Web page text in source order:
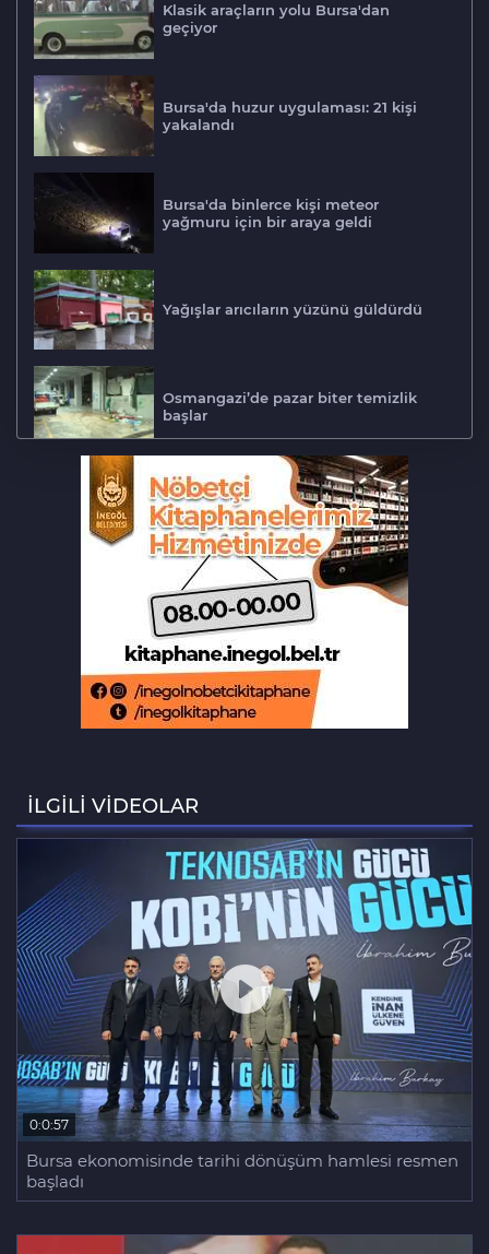
Klasik araçların yolu Bursa'dan
geçiyor
Bursa'da huzur uygulaması: 21 kişi
yakalandı
Bursa'da binlerce kişi meteor
yağmuru için bir araya geldi
Yağışlar arıcıların yüzünü güldürdü
Osmangazi’de pazar biter temizlik
başlar
Osmangazi çocuklara okuma kültürü
kazandırıyor
Mobilfest’in üçüncü durağı İznik
Akrabalar arasında 'kız kaçırma'
kavgası: 1'i ağır 4 yaralı
Bursa'da bina yıkımında hayat
kurtaran müdahale
İLGİLİ VİDEOLAR
0:0:57
Bursa ekonomisinde tarihi dönüşüm hamlesi resmen
başladı